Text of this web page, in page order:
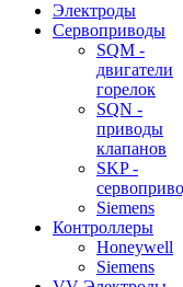
Электроды
Сервоприводы
SQM -
двигатели
горелок
SQN -
приводы
клапанов
SKP -
Siemens
Контроллеры
Honeywell
Siemens